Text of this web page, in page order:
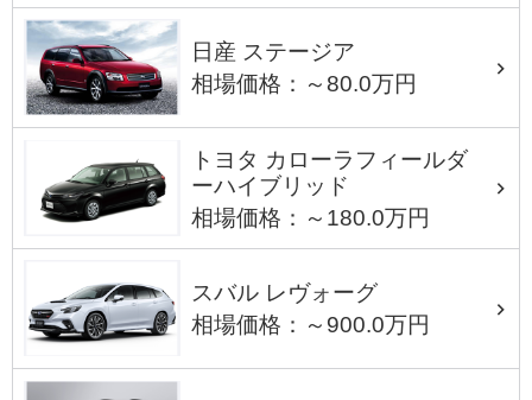
日産 ステージア
相場価格：～80.0万円
トヨタ カローラフィールダ
ーハイブリッド
相場価格：～180.0万円
スバル レヴォーグ
相場価格：～900.0万円